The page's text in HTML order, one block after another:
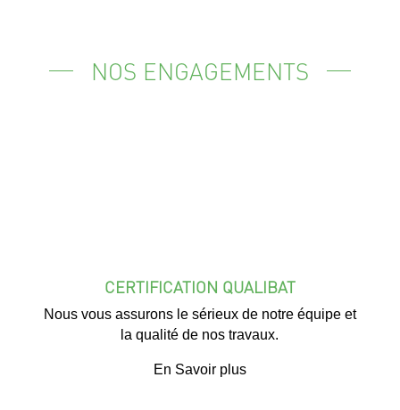
NOS ENGAGEMENTS
CERTIFICATION QUALIBAT
Nous vous assurons le sérieux de notre équipe et
la qualité de nos travaux.
En Savoir plus